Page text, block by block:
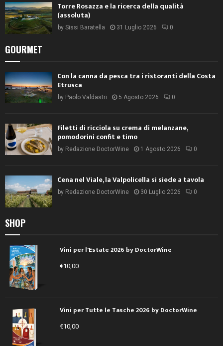
Torre Rosazza e la ricerca della qualità
(assoluta)
by Sissi Baratella 31 Luglio 2026 0
GOURMET
Con la canna da pesca tra i ristoranti della Costa
Etrusca
by Paolo Valdastri 5 Agosto 2026 0
Filetti di ricciola su crema di melanzane,
pomodorini confit e timo
by Redazione DoctorWine 1 Agosto 2026 0
Cena nel Viale, la Valpolicella si siede a tavola
by Redazione DoctorWine 30 Luglio 2026 0
SHOP
Vini per l'Estate 2026 by DoctorWine
€10,00
Vini per Tutte le Tasche 2026 by DoctorWine
€10,00